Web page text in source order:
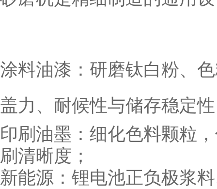
涂料油漆：研磨钛白粉、
盖力、耐候性与储存稳定
印刷油墨：细化色料颗粒
刷清晰度；
新能源：锂电池正负极浆